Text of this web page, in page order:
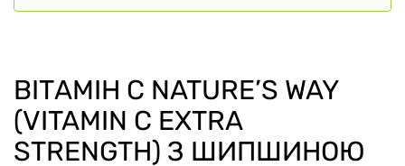
ВІТАМІН C NATURE’S WAY
(VITAMIN C EXTRA
STRENGTH) З ШИПШИНОЮ